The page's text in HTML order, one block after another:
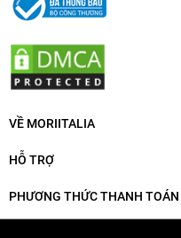
VỀ MORIITALIA
HỖ TRỢ
PHƯƠNG THỨC THANH TOÁN